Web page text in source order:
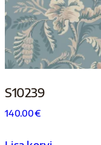
S10239
140.00€